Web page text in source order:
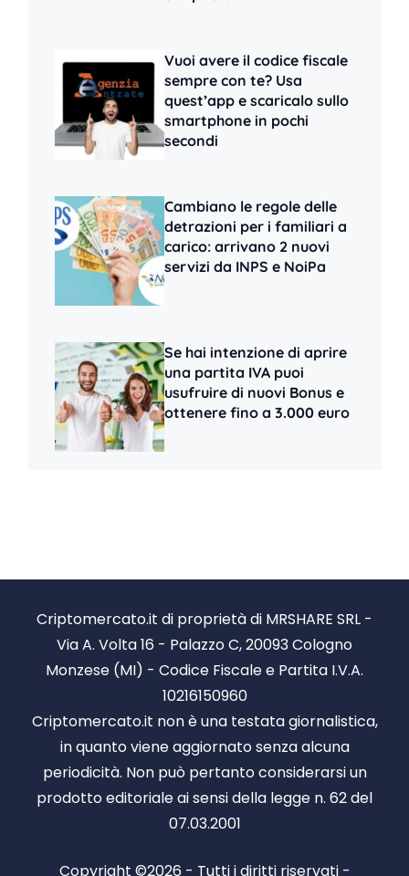
Vuoi avere il codice fiscale
sempre con te? Usa
quest’app e scaricalo sullo
smartphone in pochi
secondi
Cambiano le regole delle
detrazioni per i familiari a
carico: arrivano 2 nuovi
servizi da INPS e NoiPa
Se hai intenzione di aprire
una partita IVA puoi
usufruire di nuovi Bonus e
ottenere fino a 3.000 euro
Criptomercato.it di proprietà di MRSHARE SRL -
Via A. Volta 16 - Palazzo C, 20093 Cologno
Monzese (MI) - Codice Fiscale e Partita I.V.A.
10216150960
Criptomercato.it non è una testata giornalistica,
in quanto viene aggiornato senza alcuna
periodicità. Non può pertanto considerarsi un
prodotto editoriale ai sensi della legge n. 62 del
07.03.2001
Copyright ©2026 - Tutti i diritti riservati -